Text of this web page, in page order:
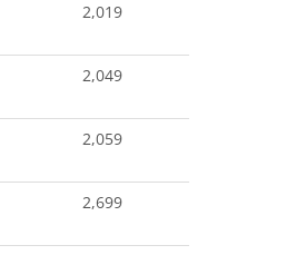
2,019
2,049
2,059
2,699